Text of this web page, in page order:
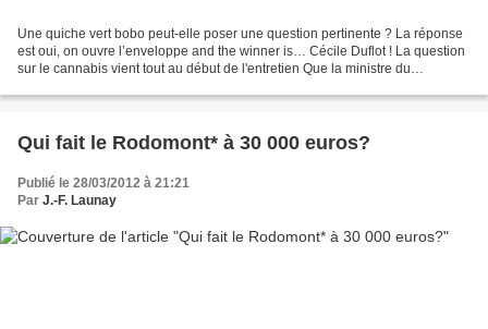
Une quiche vert bobo peut-elle poser une question pertinente ? La réponse
est oui, on ouvre l’enveloppe and the winner is… Cécile Duflot ! La question
sur le cannabis vient tout au début de l'entretien Que la ministre du
Qui fait le Rodomont* à 30 000 euros?
Publié le 28/03/2012 à 21:21
Par J.-F. Launay